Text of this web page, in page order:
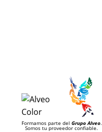
Formamos parte del Grupo Alveo.
Somos tu proveedor confiable.